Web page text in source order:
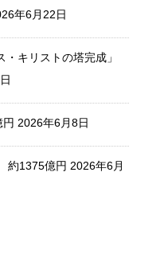
年6月22日
・キリストの塔完成」
2026年6月8日
約1375億円 2026年6月